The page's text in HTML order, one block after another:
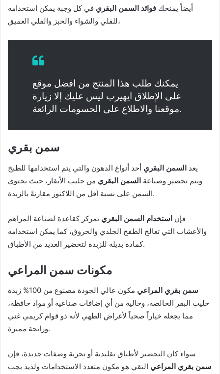
أيضاً يمنحك فوائد السمن البقري في كل وجبة يمكن استخدامه
للقلي والشواء والخبز والقلي العميق،
يمكنك طلب هذا المنتج من افضل موقع
على الإطلاق ايهيرب ليس عليك إلا زيارة
موقعنا والاطلاع على الحسومات الرائعة.
سمن بقري
يعد السمن البقري أحد أنواع الدهون والتي يتم استخدامها للطبخ
ويتم تحضير وصناعة السمن البقري من حليب الأبقار، حيث يحتوي
السمن على نسبة أقل من اللاكتوز مقارنةً بالزبدة.
فإن استخدام السمن البقري تمركز كقاعدة لصناعة المراهم
والأعشاب التي تعالج الطفح الجلدي والحروق، كما يمكن استخدامه
كمادة بديلة للزبدة لتحضير العديد من الأطباق.
مكونات سمن المراعي
سمن بقري المراعي
مكون عالي الجودة مصنوع من 100% زبدة
حليب البقر الخالصة، وخالية من أي إضافات صناعية أو مواد حافظة،
مما يجعله خياراً صحياً لأغراض الطهي لأنه ذو قوام كريمي غني
ورائحة مميزة.
سواء كان التحضير لأطباق تقليدية أو تجربة وصفات جديدة، فإن
سمن بقري المراعي النقي هو مكون متعدد الاستخدامات ولذيذ يجب